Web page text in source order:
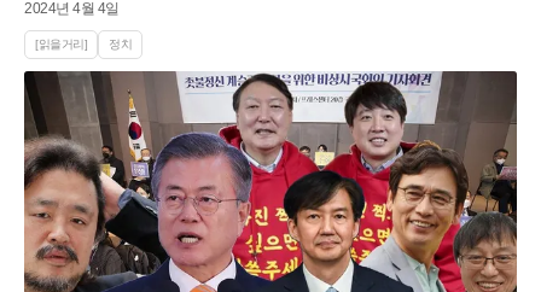
2024년 4월 4일
[읽을거리] 정치